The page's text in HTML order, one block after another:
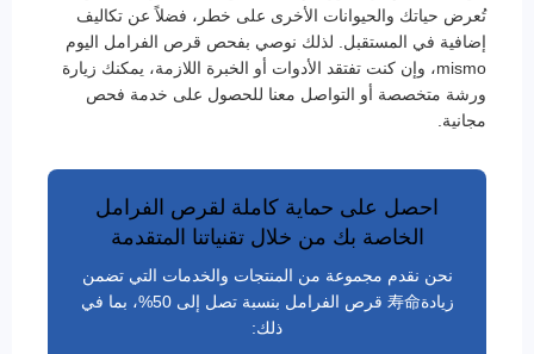
تُعرض حياتك والحيوانات الأخرى على خطر، فضلاً عن تكاليف
إضافية في المستقبل. لذلك نوصي بفحص قرص الفرامل اليوم
mismo، وإن كنت تفتقد الأدوات أو الخبرة اللازمة، يمكنك زيارة
ورشة متخصصة أو التواصل معنا للحصول على خدمة فحص
مجانية.
احصل على حماية كاملة لقرص الفرامل
الخاصة بك من خلال تقنياتنا المتقدمة
نحن نقدم مجموعة من المنتجات والخدمات التي تضمن
زيادة寿命 قرص الفرامل بنسبة تصل إلى 50%، بما في
ذلك: